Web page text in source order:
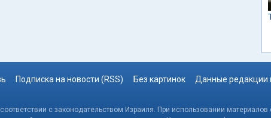
Подписка на новости (RSS) Без картинок Данные редакции
с законодательством Израиля. При использовании материалов